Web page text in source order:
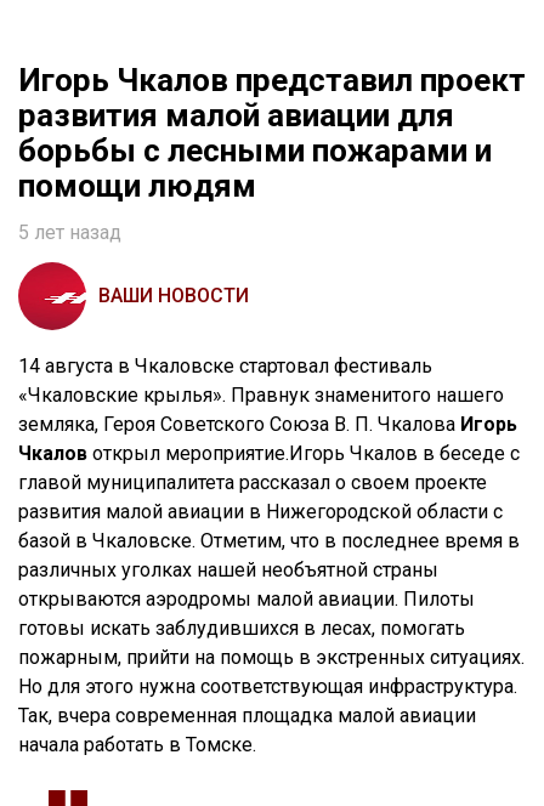
Игорь Чкалов представил проект
развития малой авиации для
борьбы с лесными пожарами и
помощи людям
5 лет назад
ВАШИ НОВОСТИ
14 августа в Чкаловске стартовал фестиваль
«Чкаловские крылья». Правнук знаменитого нашего
земляка, Героя Советского Союза В. П. Чкалова Игорь
Чкалов открыл мероприятие. Игорь Чкалов в беседе с
главой муниципалитета рассказал о своем проекте
развития малой авиации в Нижегородской области с
базой в Чкаловске. Отметим, что в последнее время в
различных уголках нашей необъятной страны
открываются аэродромы малой авиации. Пилоты
готовы искать заблудившихся в лесах, помогать
пожарным, прийти на помощь в экстренных ситуациях.
Но для этого нужна соответствующая инфраструктура.
Так, вчера современная площадка малой авиации
начала работать в Томске.